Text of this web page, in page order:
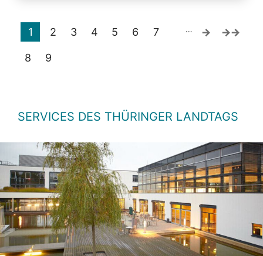
1 2 3 4 5 6 7
8 9
…
SERVICES DES THÜRINGER LANDTAGS